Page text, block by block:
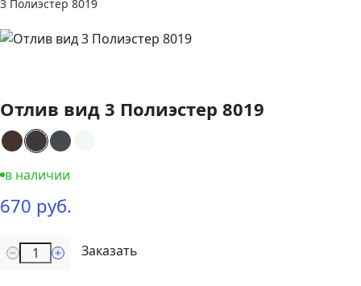
3 Полиэстер 8019
Отлив вид 3 Полиэстер 8019
в наличии
670 руб.
Заказать